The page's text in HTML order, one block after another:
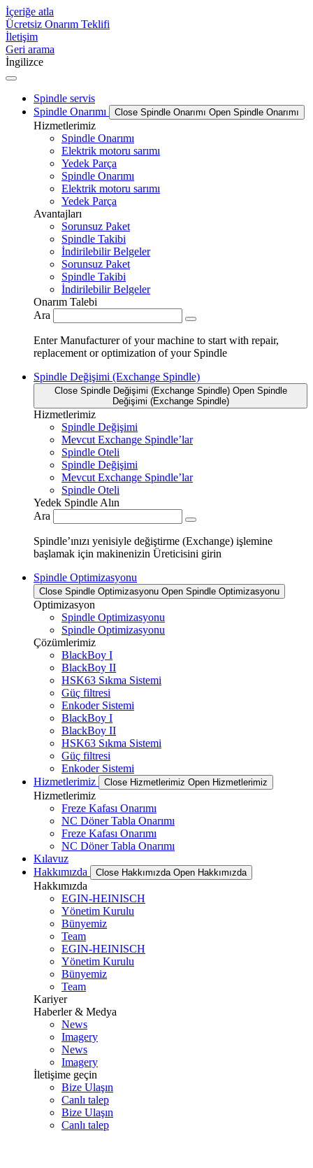
İçeriğe atla
Ücretsiz Onarım Teklifi
İletişim
Geri arama
İngilizce
Spindle servis
Spindle Onarımı
Close Spindle Onarımı Open Spindle Onarımı
Hizmetlerimiz
Spindle Onarımı
Elektrik motoru sarımı
Yedek Parça
Spindle Onarımı
Elektrik motoru sarımı
Yedek Parça
Avantajları
Sorunsuz Paket
Spindle Takibi
İndirilebilir Belgeler
Sorunsuz Paket
Spindle Takibi
İndirilebilir Belgeler
Onarım Talebi
Ara
Enter Manufacturer of your machine to start with repair,
replacement or optimization of your Spindle
Spindle Değişimi (Exchange Spindle)
Close Spindle Değişimi (Exchange Spindle) Open Spindle
Değişimi (Exchange Spindle)
Hizmetlerimiz
Spindle Değişimi
Mevcut Exchange Spindle’lar
Spindle Oteli
Spindle Değişimi
Mevcut Exchange Spindle’lar
Spindle Oteli
Yedek Spindle Alın
Ara
Spindle’ınızı yenisiyle değiştirme (Exchange) işlemine
başlamak için makinenizin Üreticisini girin
Spindle Optimizasyonu
Close Spindle Optimizasyonu Open Spindle Optimizasyonu
Optimizasyon
Spindle Optimizasyonu
Spindle Optimizasyonu
Çözümlerimiz
BlackBoy I
BlackBoy II
HSK63 Sıkma Sistemi
Güç filtresi
Enkoder Sistemi
BlackBoy I
BlackBoy II
HSK63 Sıkma Sistemi
Güç filtresi
Enkoder Sistemi
Hizmetlerimiz
Close Hizmetlerimiz Open Hizmetlerimiz
Hizmetlerimiz
Freze Kafası Onarımı
NC Döner Tabla Onarımı
Freze Kafası Onarımı
NC Döner Tabla Onarımı
Kılavuz
Hakkımızda
Close Hakkımızda Open Hakkımızda
Hakkımızda
EGIN-HEINISCH
Yönetim Kurulu
Bünyemiz
Team
EGIN-HEINISCH
Yönetim Kurulu
Bünyemiz
Team
Kariyer
Haberler & Medya
News
Imagery
News
Imagery
İletişime geçin
Bize Ulaşın
Canlı talep
Bize Ulaşın
Canlı talep